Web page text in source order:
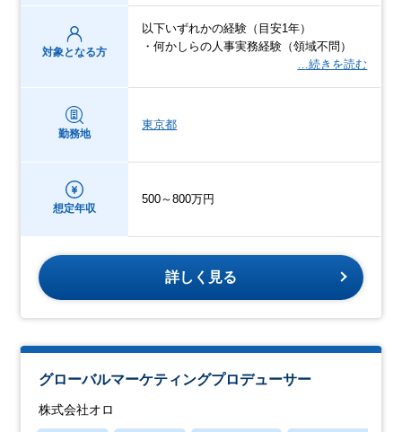
対象となる方
以下いずれかの経験（目安1年）
・何かしらの人事実務経験（領域不問）
…続きを読む
勤務地
東京都
想定年収
500～800万円
詳しく見る
グローバルマーケティングプロデューサー
株式会社オロ